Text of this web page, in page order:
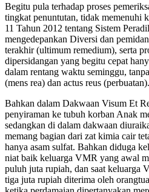
Begitu pula terhadap proses
tingkat penuntutan, tidak memenuhi
11 Tahun 2012 tentang Sistem
mengedepankan Diversi dan
terakhir (ultimum remedium), serta
dipersidangan yang begitu cepat
dalam rentang waktu seminggu,
(mens rea) dan actus reus (perbuatan).
Bahkan dalam Dakwaan Visum Et
penyiraman ke tubuh korban Anak
sedangkan di dalam dakwaan
memang bagian dari zat kimia cair
hanya asam sulfat. Bahkan diduga
niat baik keluarga VMR yang awal
puluh juta rupiah, dan saat keluarga
tiga juta rupiah diterima oleh